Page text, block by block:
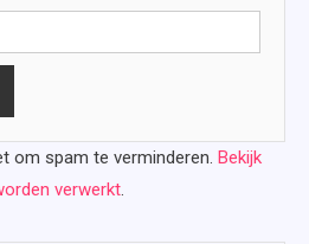
om spam te verminderen. Bekijk
verwerkt.